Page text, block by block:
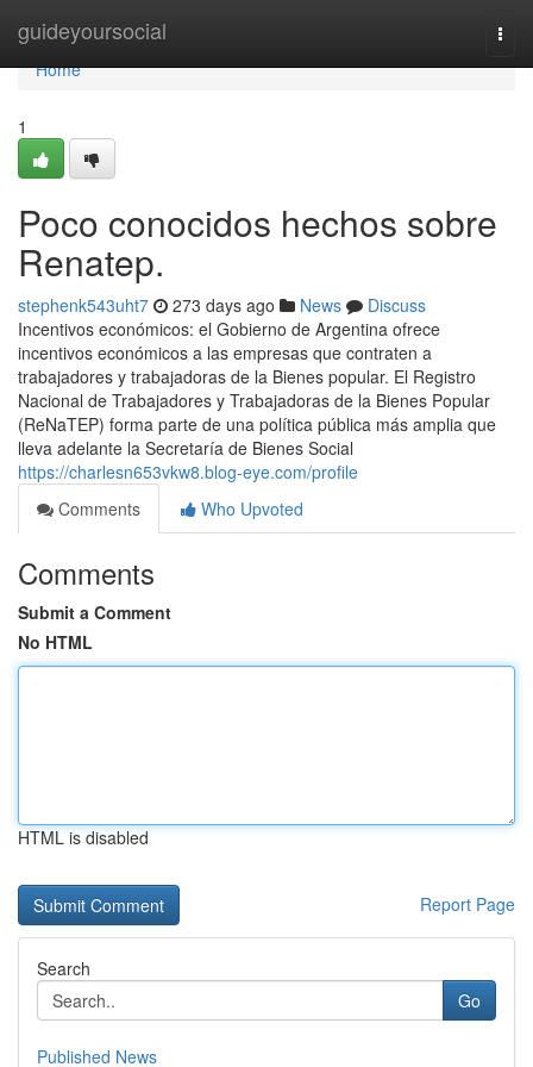
guideyoursocial
Home
Home
1
Poco conocidos hechos sobre
Renatep.
stephenk543uht7 273 days ago News
Discuss
Incentivos económicos: el Gobierno de Argentina ofrece
incentivos económicos a las empresas que contraten a
trabajadores y trabajadoras de la Bienes popular. El Registro
Nacional de Trabajadores y Trabajadoras de la Bienes Popular
(ReNaTEP) forma parte de una política pública más amplia que
lleva adelante la Secretaría de Bienes Social
https://charlesn653vkw8.blog-eye.com/profile
Comments
Who Upvoted
Comments
Submit a Comment
No HTML
HTML is disabled
Report Page
Search
Go
Published News